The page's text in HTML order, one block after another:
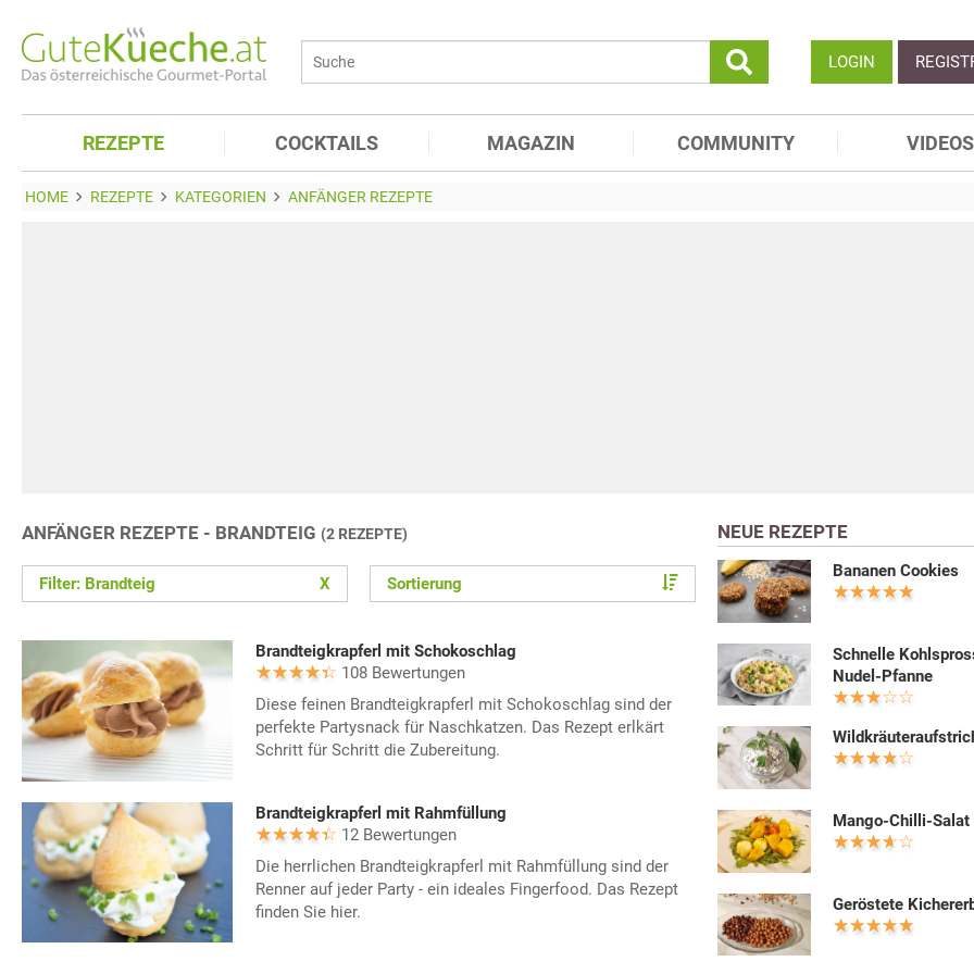
LOGIN
REZEPTE COCKTAILS MAGAZIN COMMUNITY VIDEOS
HOME REZEPTE KATEGORIEN ANFÄNGER REZEPTE
ANFÄNGER REZEPTE - BRANDTEIG (2 REZEPTE)
Filter: Brandteig X Sortierung
Brandteigkrapferl mit Schokoschlag
108 Bewertungen
Diese feinen Brandteigkrapferl mit Schokoschlag sind der
perfekte Partysnack für Naschkatzen. Das Rezept erlkärt
Schritt für Schritt die Zubereitung.
Brandteigkrapferl mit Rahmfüllung
12 Bewertungen
Die herrlichen Brandteigkrapferl mit Rahmfüllung sind der
Renner auf jeder Party - ein ideales Fingerfood. Das Rezept
finden Sie hier.
NEUE REZEPTE
Bananen Cookies
Schnelle
Nudel-Pfanne
Mango-Chilli-Salat
Geröstete